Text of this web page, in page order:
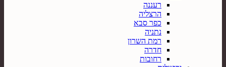
רעננה
הרצליה
כפר סבא
נתניה
רמת השרון
חדרה
רחובות